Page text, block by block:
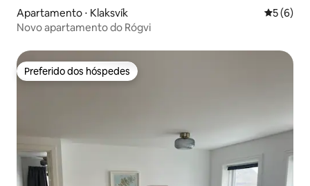
Apartamento ⋅ Klaksvík 5 de
5 (6)
Novo apartamento do Rógvi
Preferido dos hóspedes
Preferido dos hóspedes